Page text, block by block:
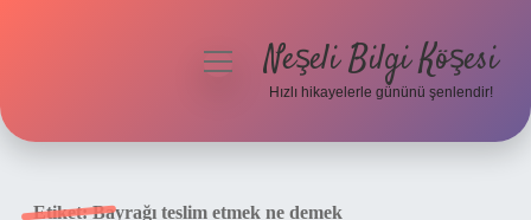
menüyüNeşeli Bilgi Köşesi
Hızlı hikayelerle gününü şenlendir!
Etiket:Bayrağı teslim etmek ne demek